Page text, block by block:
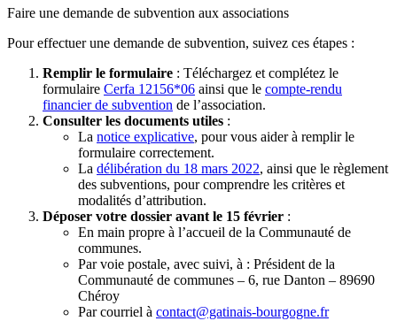
Faire une demande de subvention aux associations
Pour effectuer une demande de subvention, suivez ces étapes :
Remplir le formulaire : Téléchargez et complétez le
formulaire Cerfa 12156*06 ainsi que le compte-rendu
financier de subvention de l’association.
Consulter les documents utiles :
La notice explicative, pour vous aider à remplir le
formulaire correctement.
La délibération du 18 mars 2022, ainsi que le règlement
des subventions, pour comprendre les critères et
modalités d’attribution.
Déposer votre dossier avant le 15 février :
En main propre à l’accueil de la Communauté de
communes.
Par voie postale, avec suivi, à : Président de la
Communauté de communes – 6, rue Danton – 89690
Chéroy
Par courriel à contact@gatinais-bourgogne.fr